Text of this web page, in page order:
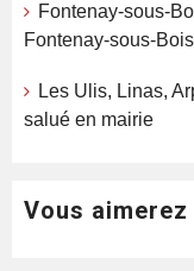
Fontenay-sous-
Fontenay-sous-
Les Ulis, Linas,
salué en mairie
Vous aimerez